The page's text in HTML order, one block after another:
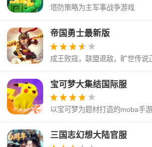
塔防策略为主军事战争游戏
帝国勇士最新版
成王败寇，联盟退敌，旷世传说
你来书写
宝可梦大集结国际服
以宝可梦为题材打造的moba手游
三国志幻想大陆官服